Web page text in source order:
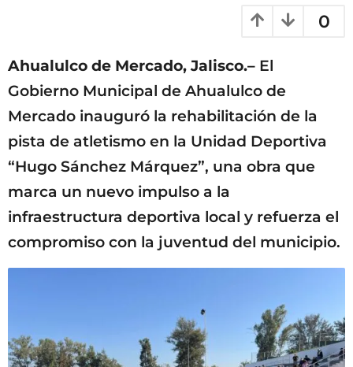
o
0
Ahualulco de Mercado, Jalisco.– El
Gobierno Municipal de Ahualulco de
Mercado inauguró la rehabilitación de la
pista de atletismo en la Unidad Deportiva
“Hugo Sánchez Márquez”, una obra que
marca un nuevo impulso a la
infraestructura deportiva local y refuerza el
compromiso con la juventud del municipio.